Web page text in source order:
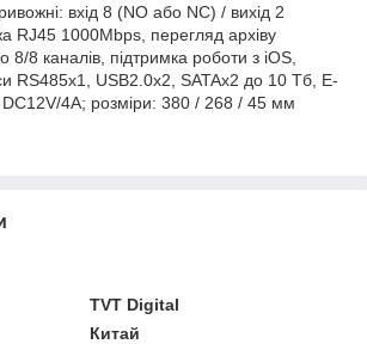
вхід 8 (NO або NC) / вихід 2
RJ45 1000Mbps, перегляд архіву
8/8 каналів, підтримка роботи з iOS,
RS485х1, USB2.0х2, SATAx2 до 10 Тб, E-
4A; розміри: 380 / 268 / 45 мм
TVT Digital
Китай